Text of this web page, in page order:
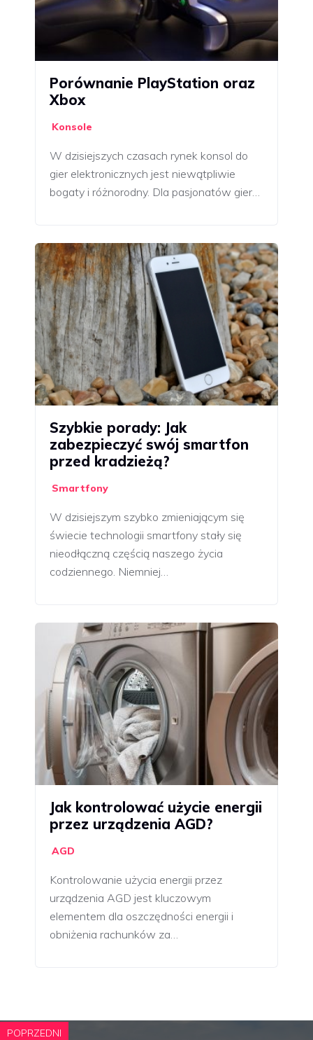
Porównanie PlayStation oraz
Xbox
Konsole
W dzisiejszych czasach rynek konsol do
gier elektronicznych jest niewątpliwie
bogaty i różnorodny. Dla pasjonatów gier…
Szybkie porady: Jak
zabezpieczyć swój smartfon
przed kradzieżą?
Smartfony
W dzisiejszym szybko zmieniającym się
świecie technologii smartfony stały się
nieodłączną częścią naszego życia
codziennego. Niemniej…
Jak kontrolować użycie energii
przez urządzenia AGD?
AGD
Kontrolowanie użycia energii przez
urządzenia AGD jest kluczowym
elementem dla oszczędności energii i
obniżenia rachunków za…
POPRZEDNI